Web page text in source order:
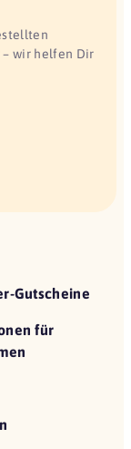
wir helfen Dir
Gutscheine
für